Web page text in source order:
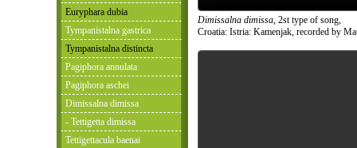
Dimissalna dimissa, 2st type of song,
Croatia: Istria: Kamenjak, recorded by
Euryphara dubia
Tympanistalna gastrica
Tympanistalna distincta
Pagiphora annulata
Pagiphora aschei
Dimissalna dimissa
- Tettigetta dimissa
Tettigettacula baenai